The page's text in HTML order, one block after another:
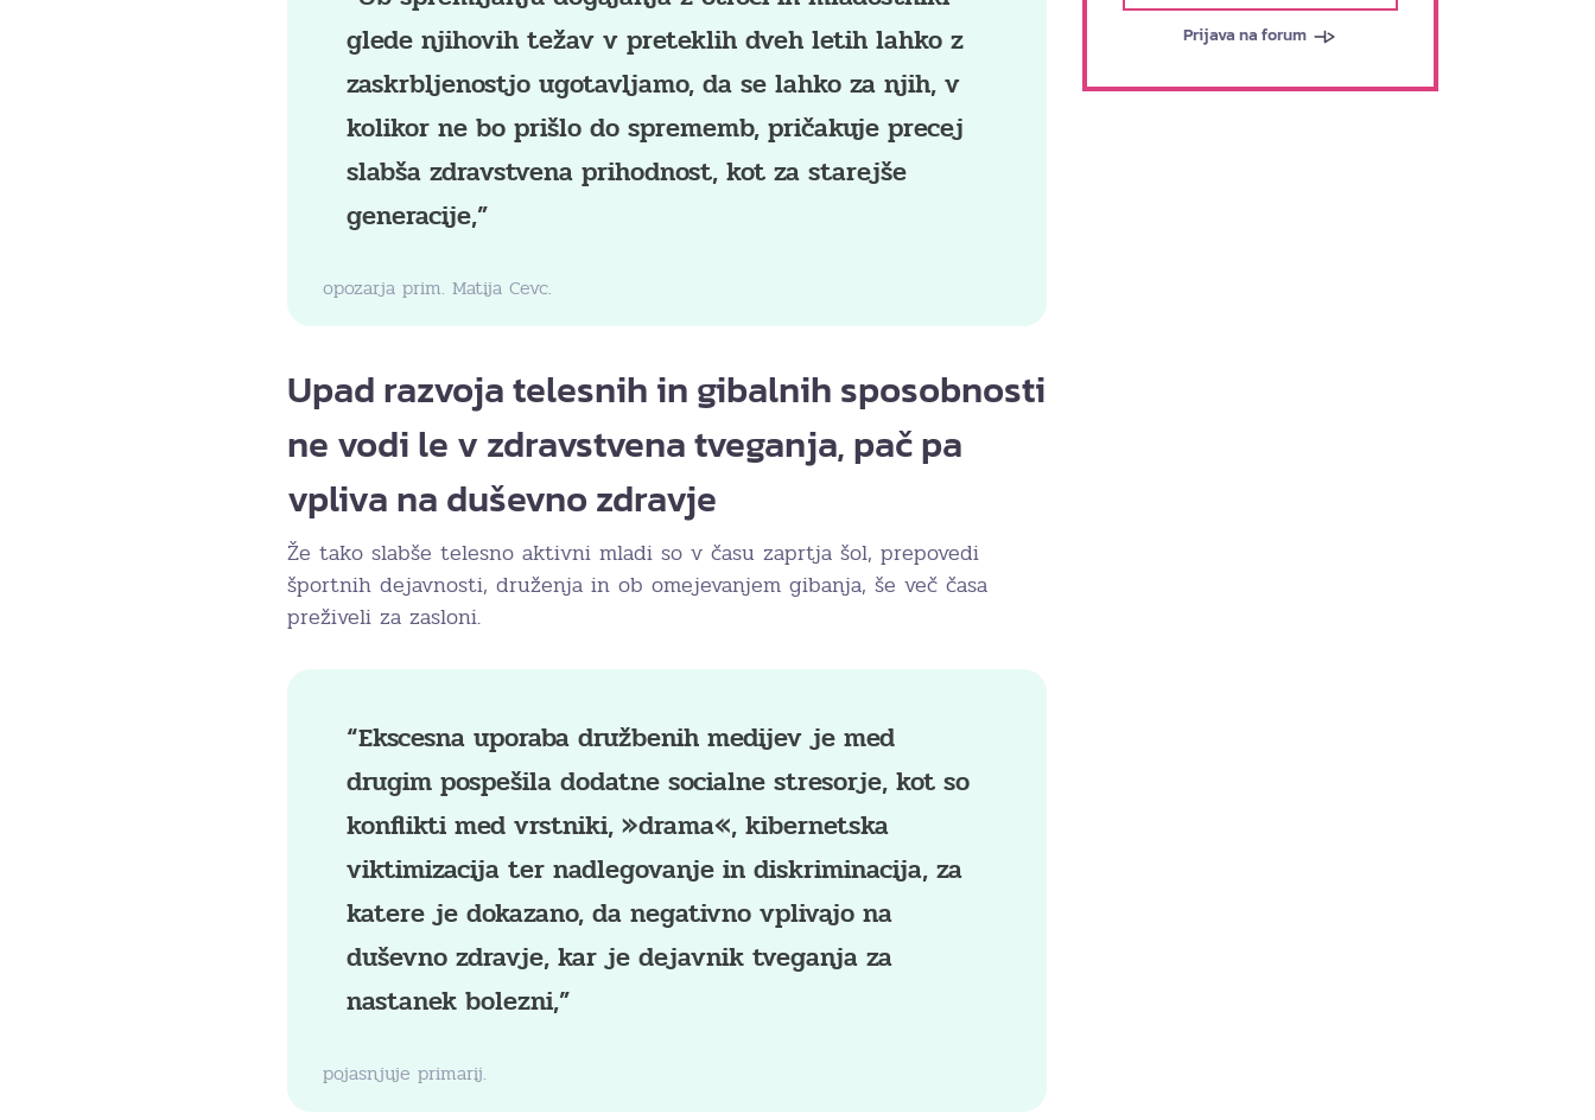
glede njihovih težav v preteklih dveh letih lahko z
zaskrbljenostjo ugotavljamo, da se lahko za njih, v
kolikor ne bo prišlo do sprememb, pričakuje precej
slabša zdravstvena prihodnost, kot za starejše
generacije,”
opozarja prim. Matija Cevc.
Upad razvoja telesnih in gibalnih sposobnosti
ne vodi le v zdravstvena tveganja, pač pa
vpliva na duševno zdravje
Že tako slabše telesno aktivni mladi so v času zaprtja šol, prepovedi
športnih dejavnosti, druženja in ob omejevanjem gibanja, še več časa
preživeli za zasloni.
“Ekscesna uporaba družbenih medijev je med
drugim pospešila dodatne socialne stresorje, kot so
konflikti med vrstniki, »drama«, kibernetska
viktimizacija ter nadlegovanje in diskriminacija, za
katere je dokazano, da negativno vplivajo na
duševno zdravje, kar je dejavnik tveganja za
nastanek bolezni,”
pojasnjuje primarij.
Prijava na forum